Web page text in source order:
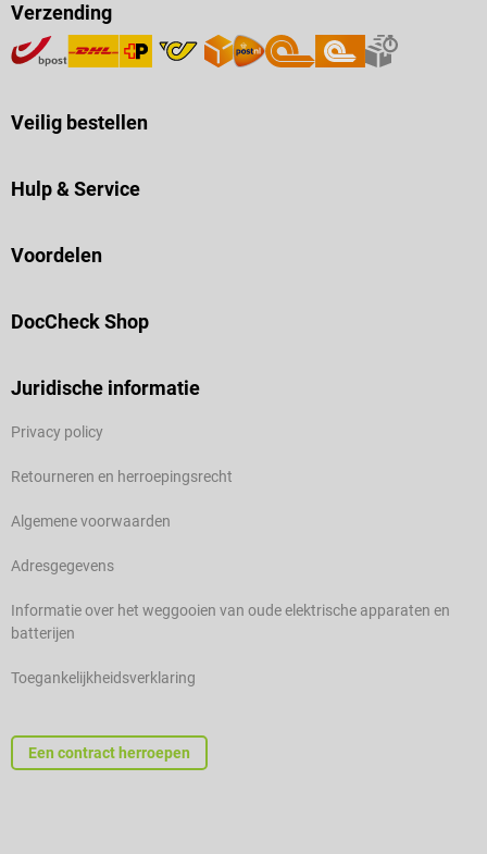
Verzending
Veilig bestellen
Hulp & Service
Voordelen
DocCheck Shop
Juridische informatie
Privacy policy
Retourneren en herroepingsrecht
Algemene voorwaarden
Adresgegevens
Informatie over het weggooien van oude elektrische apparaten en
batterijen
Toegankelijkheidsverklaring
Een contract herroepen